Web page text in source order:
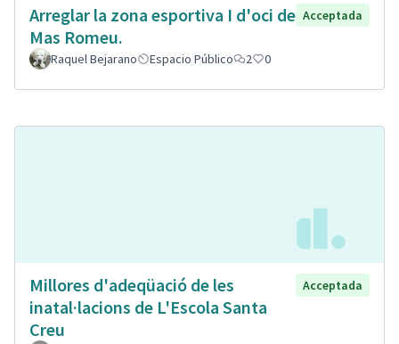
Arreglar la zona esportiva I d'oci de
Mas Romeu.
Acceptada
Raquel Bejarano Espacio Público 2 0
Millores d'adeqüació de les
inatal·lacions de L'Escola Santa
Creu
Acceptada